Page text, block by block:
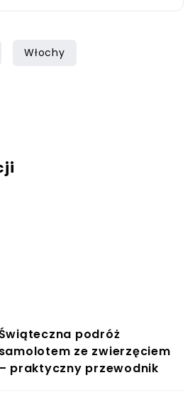
Włochy
podróż
samolotem ze zwierzęciem
– praktyczny przewodnik